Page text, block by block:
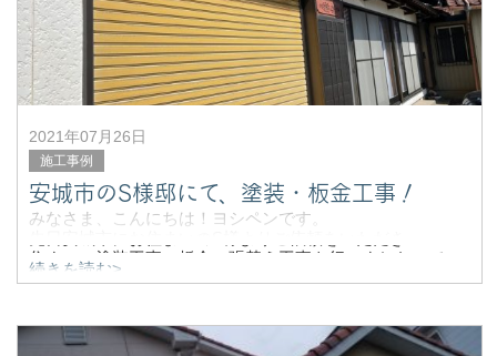
2021年07月26日
施工事例
安城市のS様邸にて、塗装・板金工事！
みなさま、こんにちは！ヨシペンです。
住まいの塗装工事、板金の張替え工事を行いましたので
続きを読む>